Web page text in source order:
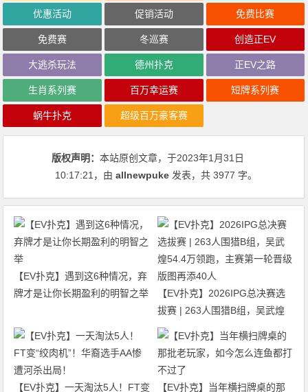
优惠活动 促销活动 免费比赛
免费赛 冬巡赛 创造正EV
大逃杀玩法 德州扑克 正EV之路
生肖系列赛 百万幸运赛 短牌系列赛
蜗牛扑克 超级百万豪客赛
版权声明：本站原创文章，于2023年1月31日
10:17:21 ，由allnewpuke 发表，共 3977 字。
【EV扑克】遇到这6种情况，弃
牌才是让你长期盈利的明智之举
【EV扑克】2026IPG总决赛选
拔赛 | 263人围猎B组，吴武煌
54.4万领跑，主赛第一轮晋级版
【EV扑克】一天淘汰5人！FT变 【EV扑克】当年横扫牌桌的那